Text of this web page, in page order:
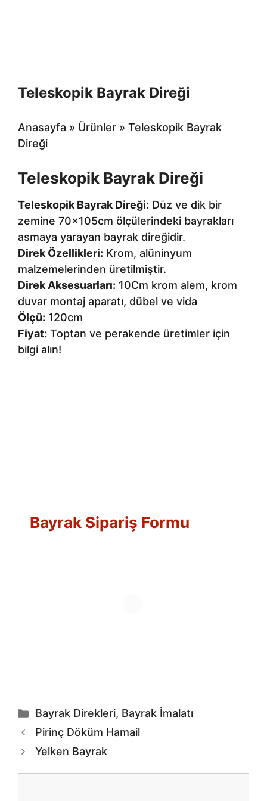
Teleskopik Bayrak Direği
Anasayfa » Ürünler » Teleskopik Bayrak
Direği
Teleskopik Bayrak Direği
Teleskopik Bayrak Direği: Düz ve dik bir
zemine 70x105cm ölçülerindeki bayrakları
asmaya yarayan bayrak direğidir.
Direk Özellikleri: Krom, alüninyum
malzemelerinden üretilmiştir.
Direk Aksesuarları: 10Cm krom alem, krom
duvar montaj aparatı, dübel ve vida
Ölçü: 120cm
Fiyat: Toptan ve perakende üretimler için
bilgi alın!
Bayrak Sipariş Formu
Kategoriler
Bayrak Direkleri, Bayrak İmalatı
Pirinç Döküm Hamail
Yelken Bayrak